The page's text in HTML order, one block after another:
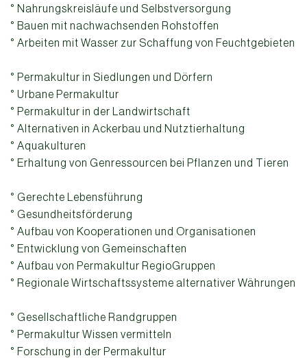
° Nahrungskreisläufe und Selbstversorgung
° Bauen mit nachwachsenden Rohstoffen
° Arbeiten mit Wasser zur Schaffung von Feuchtgebieten
° Permakultur in Siedlungen und Dörfern
° Urbane Permakultur
° Permakultur in der Landwirtschaft
° Alternativen in Ackerbau und Nutztierhaltung
° Aquakulturen
° Erhaltung von Genressourcen bei Pflanzen und Tieren
° Gerechte Lebensführung
° Gesundheitsförderung
° Aufbau von Kooperationen und Organisationen
° Entwicklung von Gemeinschaften
° Aufbau von Permakultur RegioGruppen
° Regionale Wirtschaftssysteme alternativer Währungen
° Gesellschaftliche Randgruppen
° Permakultur Wissen vermitteln
° Forschung in der Permakultur